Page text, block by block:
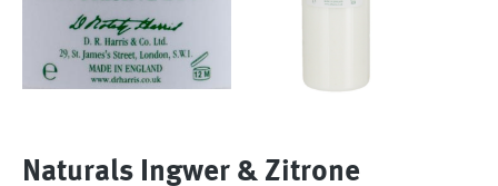
Naturals Ingwer & Zitrone